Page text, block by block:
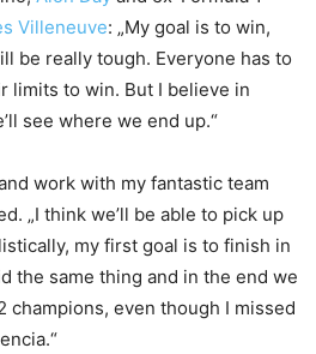
Villeneuve: „My goal is to win,
be really tough. Everyone has to
limits to win. But I believe in
see where we end up.“
work with my fantastic team
„I think we’ll be able to pick up
my first goal is to finish in
the same thing and in the end we
champions, even though I missed